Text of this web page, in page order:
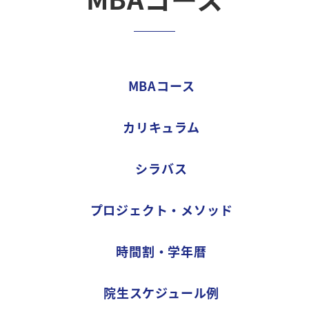
MBAコース
カリキュラム
シラバス
プロジェクト・メソッド
時間割・学年暦
院生スケジュール例